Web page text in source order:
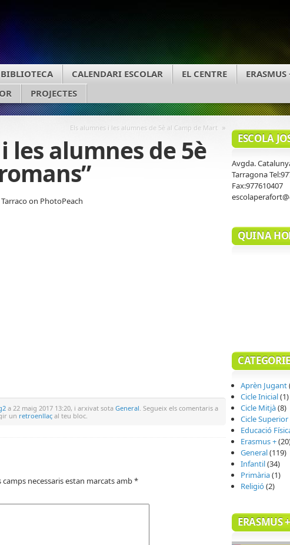
BIBLIOTECA CALENDARI ESCOLAR EL CENTRE
PROJECTES
Els alumnes i les alumnes de 5è al Camp de Mart »
les alumnes de 5è
on PhotoPeach
a 22 maig 2017 13:20, i arxivat sota General. Segueix els comentaris a
un retroenllaç al teu bloc.
camps necessaris estan marcats amb*
ESCOLA
Avgda.
Tarragona
Fax:977610407
QUINA
Aprèn Jugant
Cicle Inicial(1)
Cicle Mitjà(8)
Cicle Superior
Educació
Erasmus +
General(119)
Infantil(34)
Primària(1)
Religió(2)
ERASMUS +